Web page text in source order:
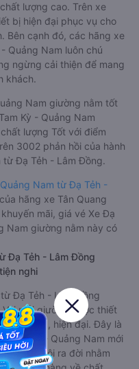
lượng cao. Trên xe
bị hiện đại phục vụ cho
Bên cạnh đó, các hãng xe
Quảng Nam luôn chú
ngừng cải thiện để mang
khách.
Nam giường nằm tốt
Kỳ - Quảng Nam
lượng Tốt với điểm
3002 phản hồi của hành
từ Đạ Tẻh - Lâm Đồng.
Nam từ Đạ Tẻh -
hãng xe Tân Quang
mãi, giá vé Xe Đạ
Nam giường nằm này có
Đạ Tẻh - Lâm Đồng
nghi
Đạ Tẻh - Lâm Đồng
mỗi giường được thiết
trọng, hiện đại. Đây là
Tam Kỳ - Quảng Nam mới
nằm đôi ra đời nhằm